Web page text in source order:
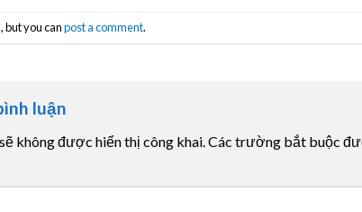
but you canpost a comment.
luận
không được hiển thị công khai.Các trường bắt buộc